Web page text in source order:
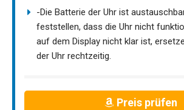
-Die Batterie der Uhr ist
feststellen, dass die Uhr nicht
auf dem Display nicht klar ist,
der Uhr rechtzeitig.
Preis prüfen